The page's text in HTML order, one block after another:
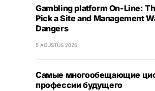
Gambling platform On-Line:
Pick a Site and Management
Dangers
5 AGUSTUS 2026
Самые многообещающие
профессии будущего